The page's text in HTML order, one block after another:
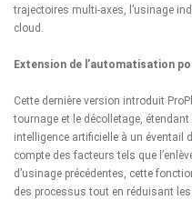
trajectoires multi-axes, l’usinage
cloud.
Extension de l’automatisation
Cette dernière version introduit
tournage et le décolletage,
intelligence artificielle à un éventail
compte des facteurs tels que
d’usinage précédentes, cette
des processus tout en réduisant